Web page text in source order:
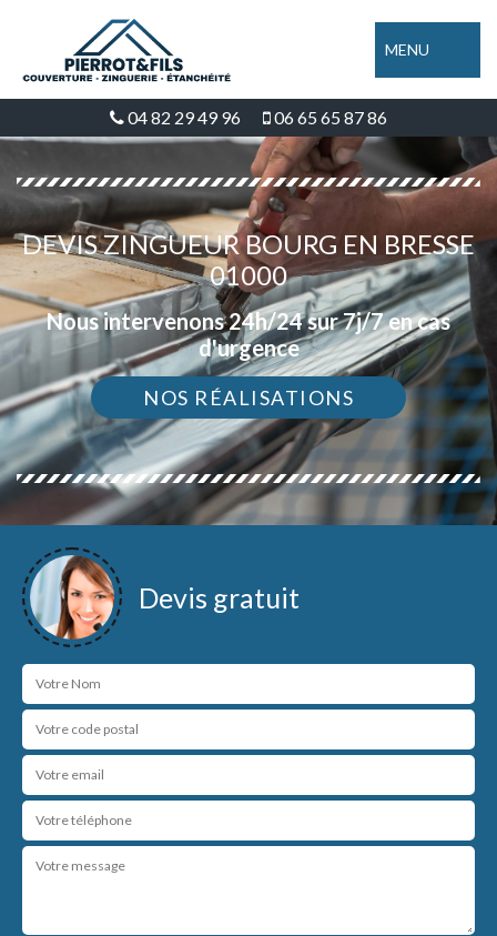
MENU
04 82 29 49 96 06 65 65 87 86
DEVIS ZINGUEUR BOURG EN BRESSE
01000
Nous intervenons 24h/24 sur 7j/7 en cas
d'urgence
NOS RÉALISATIONS
Devis gratuit